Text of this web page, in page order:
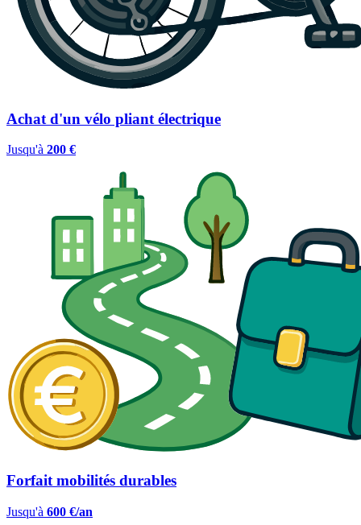
Achat d'un vélo pliant électrique
Jusqu'à 200 €
Forfait mobilités durables
Jusqu'à 600 €/an